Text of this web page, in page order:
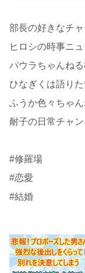
部長の好きなチ
ヒロシの時事ニ
パウラちゃんねる
ひなぎくは語り
ふうか色々ちゃ
耐子の日常チャ
#修羅場
#恋愛
#結婚